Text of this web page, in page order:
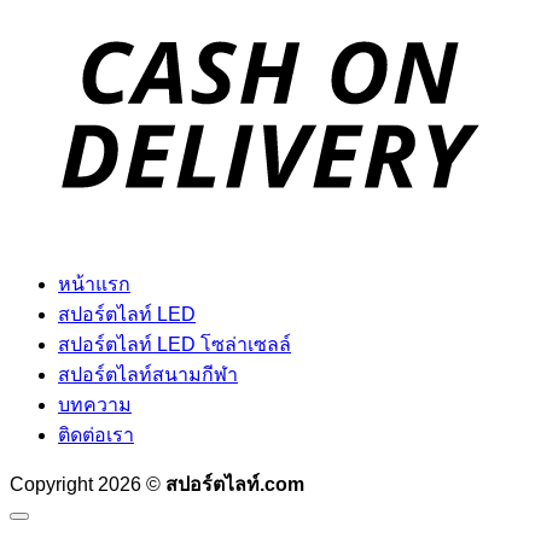
หน้าแรก
สปอร์ตไลท์ LED
สปอร์ตไลท์ LED โซล่าเซลล์
สปอร์ตไลท์สนามกีฬา
บทความ
ติดต่อเรา
Copyright 2026 © สปอร์ตไลท์.com